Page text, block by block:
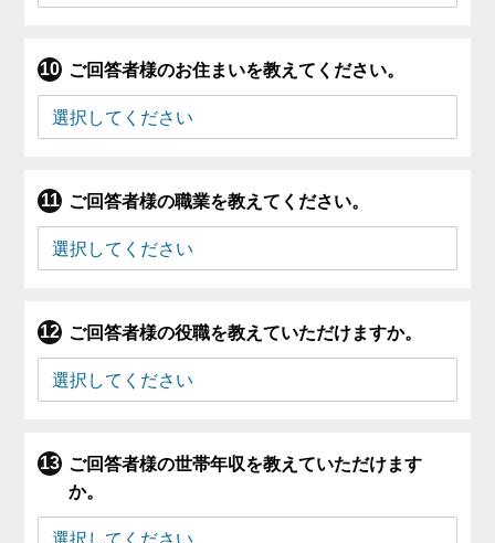
ご回答者様のお住まいを教えてください。
ご回答者様の職業を教えてください。
ご回答者様の役職を教えていただけますか。
ご回答者様の世帯年収を教えていただけます
か。